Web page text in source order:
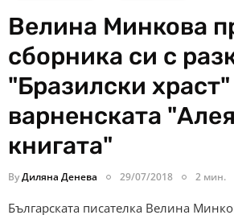
Велина Минкова
сборника си с
"Бразилски
варненската
книгата"
ByДиляна Денева 29/07/2018 2 мин.
Българската писателка Велина